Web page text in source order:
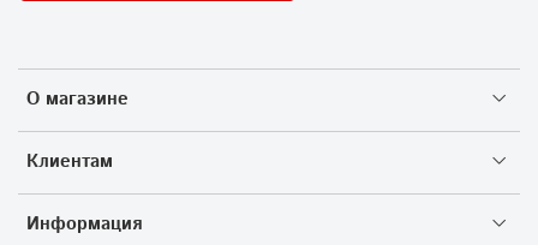
О магазине
Клиентам
Информация